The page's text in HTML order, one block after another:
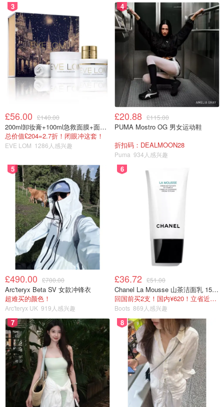
包包是Gucci 古驰家的wallet on chain, 把鏈條塞進包包
里就變成了手拿包。
鞋子是Manolo Blahnik 莫罗·伯拉尼克家的70mm，買了
以後沒有穿過幾次，我還是喜歡一雙平底鞋暴走天下，
高跟鞋拍照雖好看腳痛只有自己知道🤣
推薦指數：🌟🌟🌟
這款包包買了兩年沒用過幾次，表面一部分材料是竹子編織
而成，感覺不太耐臟，也不好清洗。不過還是很喜歡，誰叫
我是顏氏控呢😂😂
3
£56.00 £140.00
200ml卸妆膏+100ml急救面膜+面霜+洁颜布
总价值£204=2.7折！闭眼冲这套！
EVE LOM 1286人感兴趣
4
£20.88 £115.00
PUMA Mostro OG 男女运动鞋
折扣码：DEALMOON28
Puma 934人感兴趣
5
£490.00 £700.00
Arc'teryx Beta SV 女款冲锋衣
超难买的颜色！
Arc'teryx UK 919人感兴趣
6
£36.72 £51.00
Chanel La Mousse 山茶洁面乳 150ml
回国前买2支！国内¥620！立省近一半！
Boots 869人感兴趣
7 8